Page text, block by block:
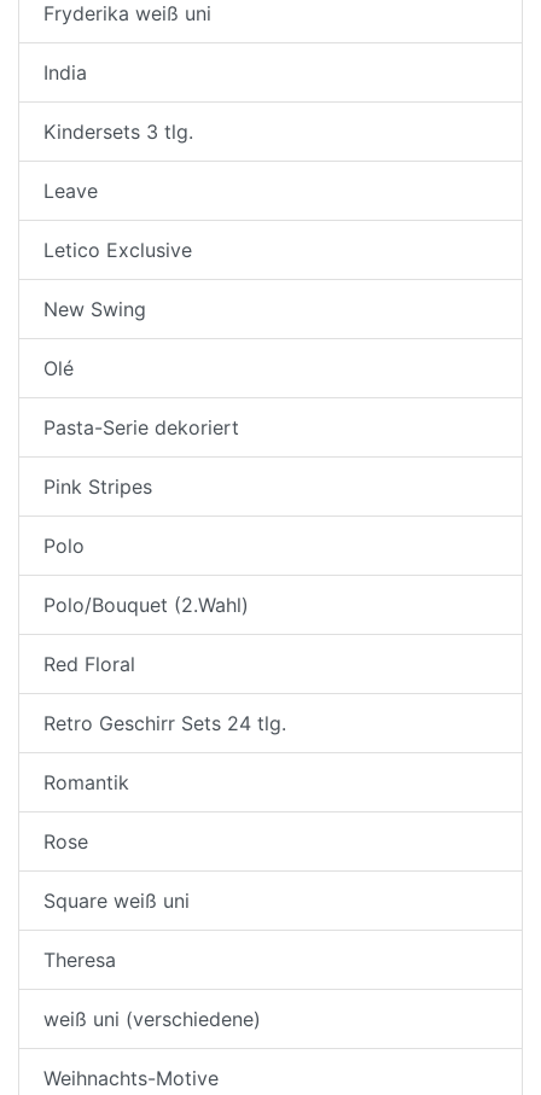
Fryderika weiß uni
India
Kindersets 3 tlg.
Leave
Letico Exclusive
New Swing
Olé
Pasta-Serie dekoriert
Pink Stripes
Polo
Polo/Bouquet (2.Wahl)
Red Floral
Retro Geschirr Sets 24 tlg.
Romantik
Rose
Square weiß uni
Theresa
weiß uni (verschiedene)
Weihnachts-Motive